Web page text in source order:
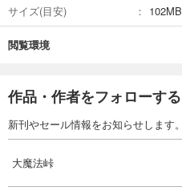
サイズ(目安)
102MB
閲覧環境
作品・作者をフォローする
新刊やセール情報をお知らせします。
大魔法峠